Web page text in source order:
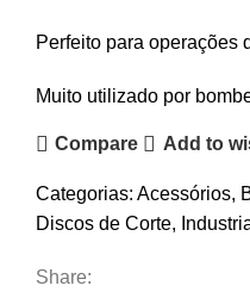
Perfeito para operações
Muito utilizado por
Compare Add to
Categorias: Acessórios,
Discos de Corte,
Share: